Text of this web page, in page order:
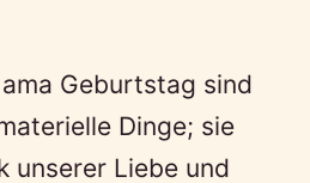
Geburtstag sind
Dinge; sie
unserer Liebe und